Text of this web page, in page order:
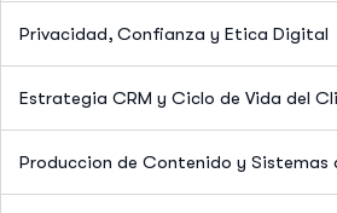
Privacidad, Confianza y Etica Digital
Estrategia CRM y Ciclo de Vida del
Produccion de Contenido y Sistemas